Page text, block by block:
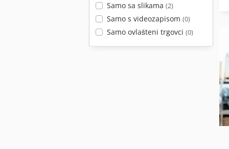
Samo sa slikama (2)
Samo s videozapisom (0)
Samo ovlašteni trgovci (0)